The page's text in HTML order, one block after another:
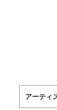
アーティ